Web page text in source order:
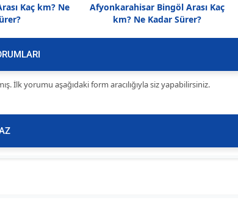
Kaç km? Ne
Afyonkarahisar Bingöl Arası Kaç
km? Ne Kadar Sürer?
İlk yorumu aşağıdaki form aracılığıyla siz yapabilirsiniz.